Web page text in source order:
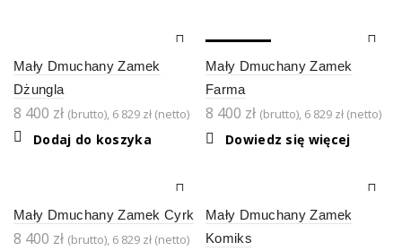
Mały Dmuchany Zamek
Dżungla
8 400 zł (brutto), 6 829 zł (netto)
Dodaj do koszyka
Mały Dmuchany Zamek
Farma
8 400 zł (brutto), 6 829 zł (netto)
Dowiedz się więcej
Mały Dmuchany Zamek Cyrk
8 400 zł (brutto), 6 829 zł (netto)
Mały Dmuchany Zamek
Komiks